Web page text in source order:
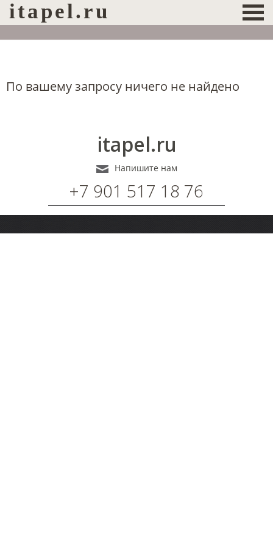
itapel.ru
По вашему запросу ничего не найдено
itapel.ru
Напишите нам
+7 901 517 18 76